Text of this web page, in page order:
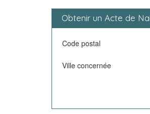
Obtenir un Acte de
Code postal
Ville concernée